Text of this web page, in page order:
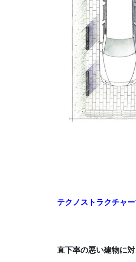
テクノストラクチャー
直下率の悪い建物に